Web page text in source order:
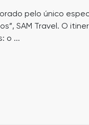
pelo único
SAM Travel. O
o ...